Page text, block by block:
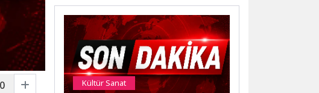
0
Kültür Sanat